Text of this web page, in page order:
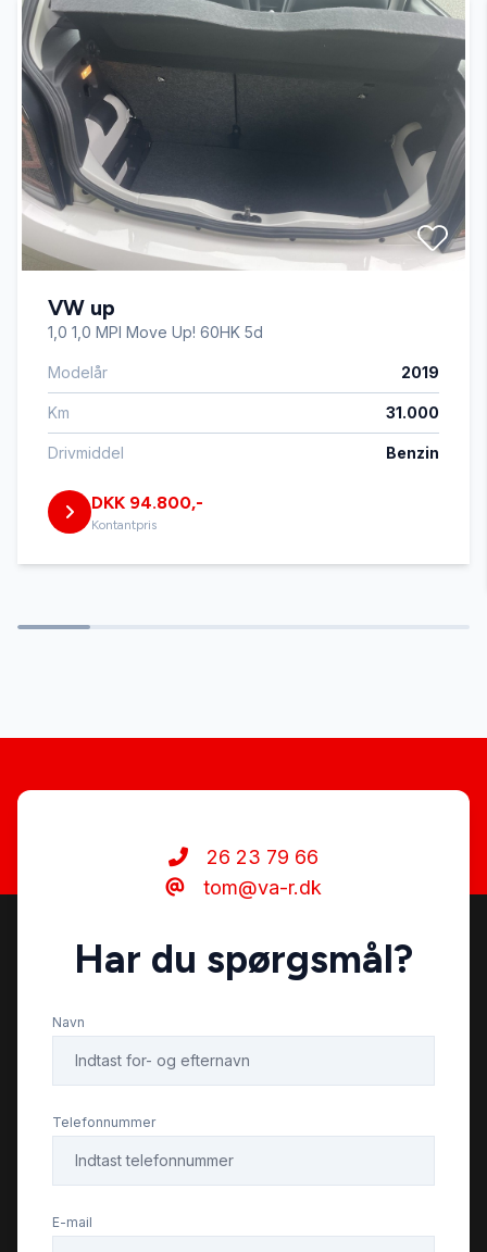
VW up
1,0 1,0 MPI Move Up! 60HK 5d
Modelår 2019
Km 31.000
Drivmiddel Benzin
DKK 94.800,-
Kontantpris
26 23 79 66
tom@va-r.dk
Har du spørgsmål?
Navn
Telefonnummer
E-mail